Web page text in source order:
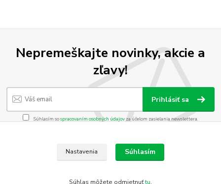
Nepremeškajte novinky, akcie a
zľavy!
Prihlásiť sa
Súhlasím sospracovaním osobných údajov za účelom zasielania newslettera.
Nastavenia Súhlasím
Súhlas môžete odmietnuťtu.